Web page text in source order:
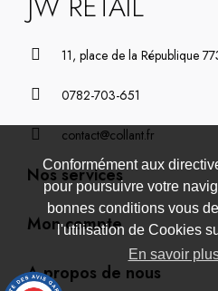
Conformément aux
pour poursuivre votre
bonnes conditions vous
l'utilisation de Cookies
En savoir
11, place de la République
0782-703-651
contact@collant.fr
Nos services
Mon compte
A propos de nous